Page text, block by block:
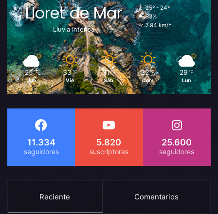
Lloret de Mar
Lluvia Intensa
25º - 24º
83%
7.94 km/h
25 ℃
Jue
33 ℃
Vie
31 ℃
Sáb
32 ℃
Dom
29 ℃
Lun
11.334 5.820 25.600
Reciente Comentarios